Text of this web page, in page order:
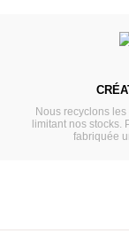
Nous recyclons
limitant nos stocks.
fabriquée